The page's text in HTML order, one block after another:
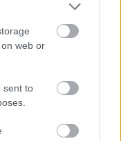
web or
sent to
SZÍNHÁZBA